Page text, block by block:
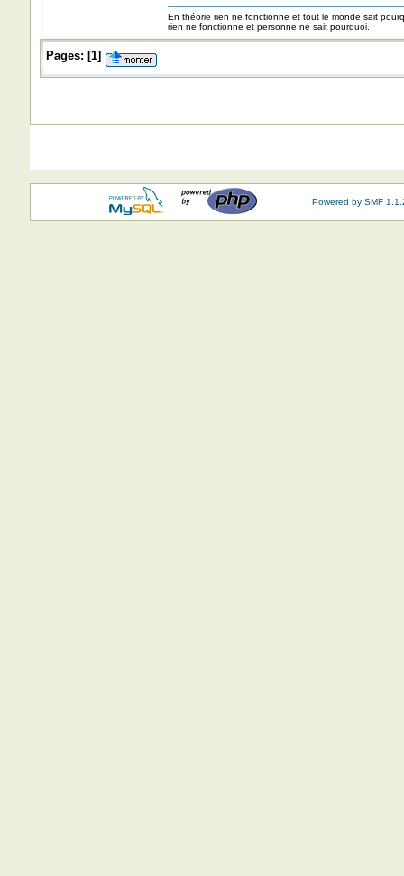
En théorie rien ne fonctionne et tout le monde sait
rien ne fonctionne et personne ne sait pourquoi.
Pages: [1]
Powered by SMF